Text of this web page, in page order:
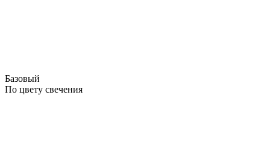
Базовый
По цвету свечения